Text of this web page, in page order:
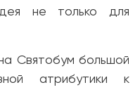
не только для
Святобум большой
атрибутики к